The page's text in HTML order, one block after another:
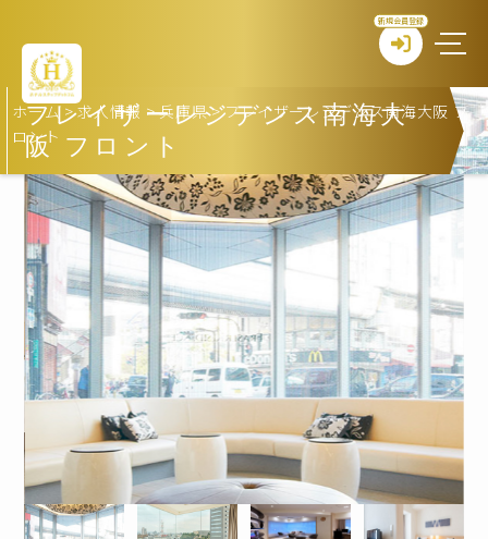
新規会員登録
フレイザーレジデンス南海大
阪 フロント
ホーム>求人情報 >兵庫県>フレイザーレジデンス南海大阪 フ
ロント